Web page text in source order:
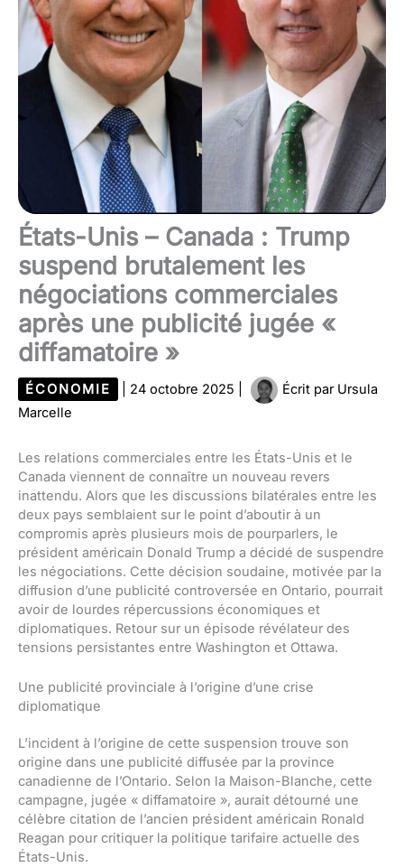
États-Unis – Canada : Trump
suspend brutalement les
négociations commerciales
après une publicité jugée «
diffamatoire »
ÉCONOMIE 24 octobre 2025 Écrit par Ursula
Marcelle
Les relations commerciales entre les États-Unis et le
Canada viennent de connaître un nouveau revers
inattendu. Alors que les discussions bilatérales entre les
deux pays semblaient sur le point d’aboutir à un
compromis après plusieurs mois de pourparlers, le
président américain Donald Trump a décidé de suspendre
les négociations. Cette décision soudaine, motivée par la
diffusion d’une publicité controversée en Ontario, pourrait
avoir de lourdes répercussions économiques et
diplomatiques. Retour sur un épisode révélateur des
tensions persistantes entre Washington et Ottawa.
Une publicité provinciale à l’origine d’une crise
diplomatique
L’incident à l’origine de cette suspension trouve son
origine dans une publicité diffusée par la province
canadienne de l’Ontario. Selon la Maison-Blanche, cette
campagne, jugée « diffamatoire », aurait détourné une
célèbre citation de l’ancien président américain Ronald
Reagan pour critiquer la politique tarifaire actuelle des
États-Unis.